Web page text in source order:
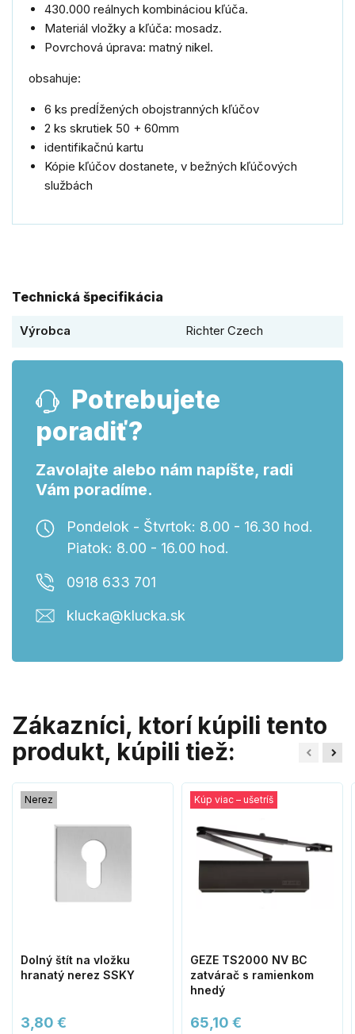
430.000 reálnych kombináciou kľúča.
Materiál vložky a kľúča: mosadz.
Povrchová úprava: matný nikel.
obsahuje:
6 ks predĺžených obojstranných kľúčov
2 ks skrutiek 50 + 60mm
identifikačnú kartu
Kópie kľúčov dostanete, v bežných kľúčových
službách
Technická špecifikácia
Výrobca Richter Czech
Potrebujete
poradiť?
Zavolajte alebo nám napíšte, radi
Vám poradíme.
Pondelok - Štvrtok: 8.00 - 16.30 hod.
Piatok: 8.00 - 16.00 hod.
0918 633 701
klucka@klucka.sk
Zákazníci, ktorí kúpili tento
produkt, kúpili tiež:
Nerez
Dolný štít na vložku
hranatý nerez SSKY
3,80 €
Kúp viac – ušetríš
GEZE TS2000 NV BC
zatvárač s ramienkom
hnedý
65,10 €